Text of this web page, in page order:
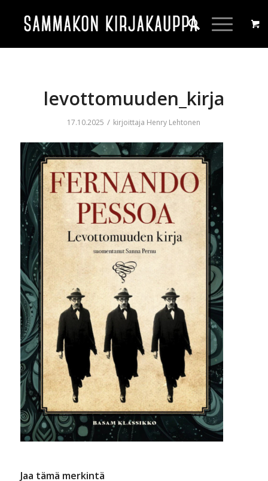
levottomuuden_kirja
17.10.2025 / kirjoittaja Henry Lehtonen
Jaa tämä merkintä